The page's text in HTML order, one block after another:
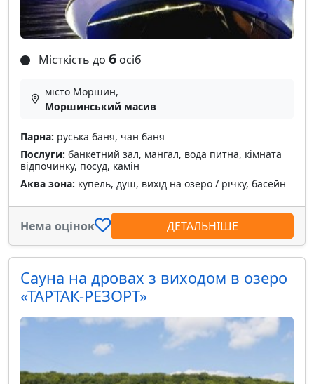
Місткість до 6 осіб
місто Моршин,
Моршинський масив
Парна: руська баня, чан баня
Послуги: банкетний зал, мангал, вода питна, кімната
відпочинку, посуд, камін
Аква зона: купель, душ, вихід на озеро / річку, басейн
Нема оцінок ДЕТАЛЬНІШЕ
Сауна на дровах з виходом в озеро
«ТАРТАК-РЕЗОРТ»